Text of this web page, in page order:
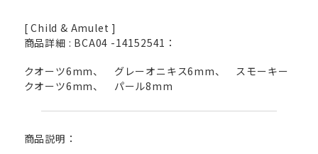
[ Child & Amulet ]
商品詳細 : BCA04 -14152541：
クオーツ6mm、 グレーオニキス6mm、 スモーキー
クオーツ6mm、 パール8mm
商品説明：